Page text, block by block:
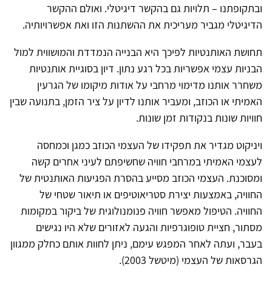
ובתקופתנו – תלויות גם בהקשר דיגיטלי. ואולם ההקשר
הדיגיטלי מגביר מעריכית את ההשתנות הזו ואת אפשרויותיה.
תחושת האותנטיות לפיכך היא הבנייה הנמדדת והמושווית למול
הבניות עצמי אפשריות בכל רגע נתון. דיון בסוגיית אותנטיות
משחרר אותנו מדימוי מרחבי על אודות מיקומו של הגרעין
האמיתי או הכוזב, ומעביר אותנו לדיון על ציר הזמן, בתנועה שבין
חוויות שונות בנקודות זמן שונות.
ויניקוט מגדיר את תפקידו של העצמי הכוזב כמגן וכמחסה
לעצמי האמיתי במרחבי חוויה שחשיפתם לעיני אחרים קשה
ומסוכנת. העצמי הכוזב מסייע בהסרת הפגיעות האותנטית של
החוויה, באמצעות יצירת סטריאוטיפים או תיאור שטחי של
החוויה. הטיפול מאפשר חוויה פנומנולוגית של ביקור במקומות
מסתור, חציית טופוגרפיות והגעה לאזורים שלא היו נגישים
בעבר, ועתה לאחר המפגש עימם, ניתן לחוות אותם כחלק ממגוון
הגרסאות של העצמי (מיטשל 2003).